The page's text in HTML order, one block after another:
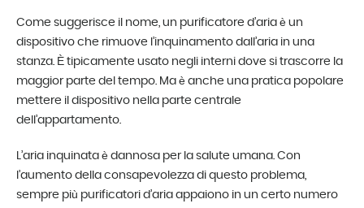
Come suggerisce il nome, un purificatore d’aria è un
dispositivo che rimuove l’inquinamento dall’aria in una
stanza. È tipicamente usato negli interni dove si trascorre la
maggior parte del tempo. Ma è anche una pratica popolare
mettere il dispositivo nella parte centrale
dell’appartamento.
L’aria inquinata è dannosa per la salute umana. Con
l’aumento della consapevolezza di questo problema,
sempre più purificatori d’aria appaiono in un certo numero